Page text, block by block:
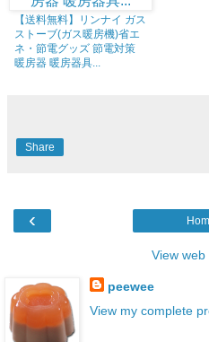
【送料無料】リンナイ ガス
ストーブ(ガス暖房機)省エ
ネ・節電グッズ 節電対策
暖房器 暖房器具...
Share
‹
View web
peewee
View my complete